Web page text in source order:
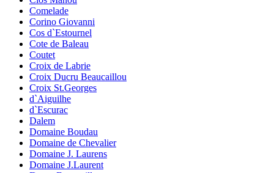
Comelade
Corino Giovanni
Cos d`Estournel
Cote de Baleau
Coutet
Croix de Labrie
Croix Ducru Beaucaillou
Croix St.Georges
d`Aiguilhe
d`Escurac
Dalem
Domaine Boudau
Domaine de Chevalier
Domaine J. Laurens
Domaine J.Laurent